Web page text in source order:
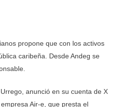
propone que con los activos
caribeña. Desde Andeg se
anunció en su cuenta de X
Air-e, que presta el